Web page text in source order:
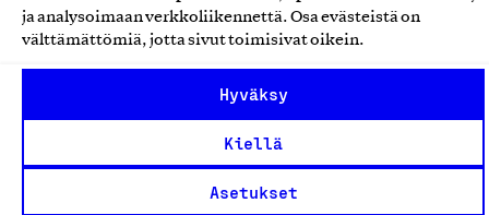
ja analysoimaan verkkoliikennettä. Osa evästeistä on
välttämättömiä, jotta sivut toimisivat oikein.
Hyväksy
Kiellä
Asetukset
Kosmetiikka-, hius- ja ihonhoitotuotteet
Biozell shampoot ja hoitoaineet
Kosmetiikka-, hius- ja ihonhoitotuotteet